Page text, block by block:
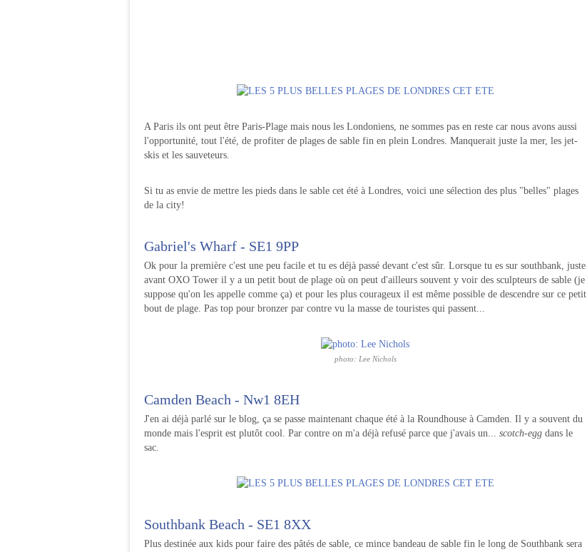
A Paris ils ont peut être Paris-Plage mais nous les Londoniens, ne sommes pas en reste car nous avons aussi
l'opportunité, tout l'été, de profiter de plages de sable fin en plein Londres. Manquerait juste la mer, les jet-
skis et les sauveteurs.
Si tu as envie de mettre les pieds dans le sable cet été à Londres, voici une sélection des plus "belles" plages
de la city!
Gabriel's Wharf - SE1 9PP
Ok pour la première c'est une peu facile et tu es déjà passé devant c'est sûr. Lorsque tu es sur southbank, juste
avant OXO Tower il y a un petit bout de plage où on peut d'ailleurs souvent y voir des sculpteurs de sable (je
suppose qu'on les appelle comme ça) et pour les plus courageux il est même possible de descendre sur ce petit
bout de plage. Pas top pour bronzer par contre vu la masse de touristes qui passent...
photo: Lee Nichols
Camden Beach - Nw1 8EH
J'en ai déjà parlé sur le blog, ça se passe maintenant chaque été à la Roundhouse à Camden. Il y a souvent du
monde mais l'esprit est plutôt cool. Par contre on m'a déjà refusé parce que j'avais un... scotch-egg dans le
sac.
Southbank Beach - SE1 8XX
Plus destinée aux kids pour faire des pâtés de sable, ce mince bandeau de sable fin le long de Southbank sera